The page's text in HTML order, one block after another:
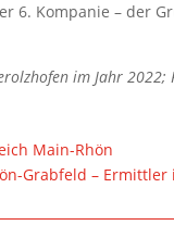
6. Kompanie – der
im Jahr 2022;
Main-Rhön
Grabfeld – Ermittler